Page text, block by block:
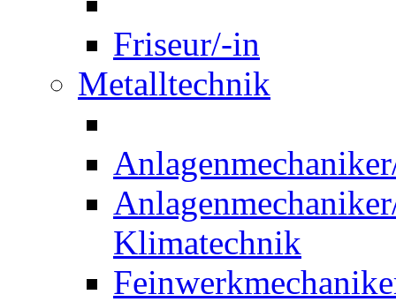
Friseur/-in
Metalltechnik
Klimatechnik